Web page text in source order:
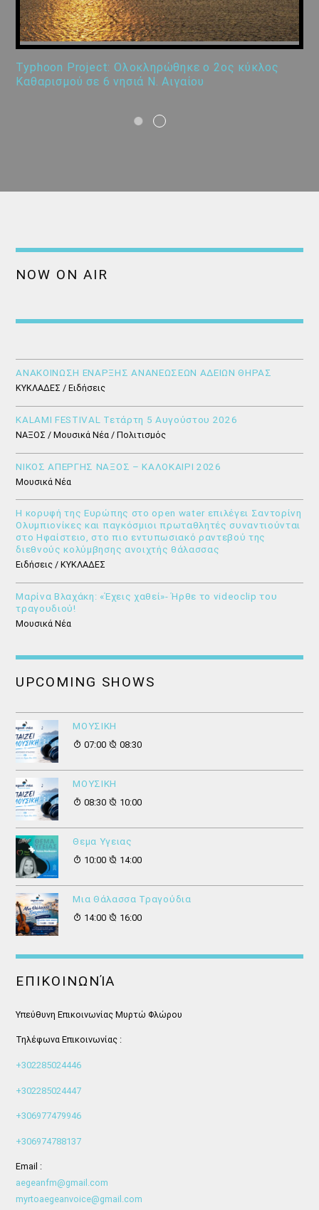
Typhoon Project: Ολοκληρώθηκε ο 2ος κύκλος
Καθαρισμού σε 6 νησιά Ν. Αιγαίου
NOW ON AIR
ΑΝΑΚΟΙΝΩΣΗ ΕΝΑΡΞΗΣ ΑΝΑΝΕΩΣΕΩΝ ΑΔΕΙΩΝ ΘΗΡΑΣ
ΚΥΚΛΑΔΕΣ / Ειδήσεις
KALAMI FESTIVAL Τετάρτη 5 Αυγούστου 2026
ΝΑΞΟΣ / Μουσικά Νέα / Πολιτισμός
ΝΙΚΟΣ ΑΠΕΡΓΗΣ ΝΑΞΟΣ – ΚΑΛΟΚΑΙΡΙ 2026
Μουσικά Νέα
Η κορυφή της Ευρώπης στο open water επιλέγει Σαντορίνη
Ολυμπιονίκες και παγκόσμιοι πρωταθλητές συναντιούνται
στο Ηφαίστειο, στο πιο εντυπωσιακό ραντεβού της
διεθνούς κολύμβησης ανοιχτής θάλασσας
Ειδήσεις / ΚΥΚΛΑΔΕΣ
Μαρίνα Βλαχάκη: «Έχεις χαθεί»- Ήρθε το videoclip του
τραγουδιού!
Μουσικά Νέα
UPCOMING SHOWS
ΜΟΥΣΙΚΗ
07:00
08:30
ΜΟΥΣΙΚΗ
08:30
10:00
Θεμα Υγειας
10:00
14:00
Μια Θάλασσα Τραγούδια
14:00
16:00
ΕΠΙΚΟΙΝΩΝΊΑ
Υπεύθυνη Επικοινωνίας Μυρτώ Φλώρου
Τηλέφωνα Επικοινωνίας :
+302285024446
+302285024447
+306977479946
+306974788137
Email :
aegeanfm@gmail.com
myrtoaegeanvoice@gmail.com